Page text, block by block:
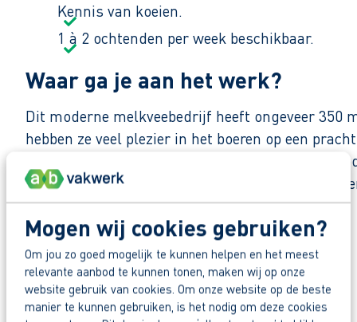
Mogen wij cookies gebruiken?
Om jou zo goed mogelijk te kunnen helpen en het meest
relevante aanbod te kunnen tonen, maken wij op onze
website gebruik van cookies. Om onze website op de beste
manier te kunnen gebruiken, is het nodig om deze cookies
Kennis van koeien.
1 à 2 ochtenden per week beschikbaar.
Waar ga je aan het werk?
Dit moderne melkveebedrijf heeft ongeveer 350
hebben ze veel plezier in het boeren op een
bezoeker/consument openheid geven over de
staan, om zo ideeën, denkwijze en manier van
Zo maak je werk van jouw toekomst
Reageer nu op deze vacature. Al binnen 1
Waarom solliciteren via AB Vakwerk?
Snel naar een vast contract.
Deel deze vacature: